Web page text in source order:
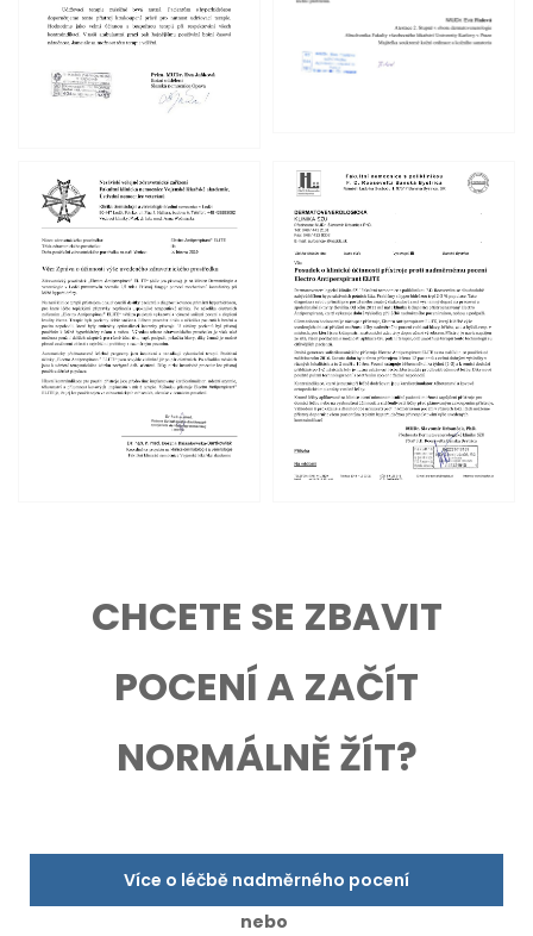
CHCETE SE ZBAVIT
POCENÍ A ZAČÍT
NORMÁLNĚ ŽÍT?
Více o léčbě nadměrného pocení
nebo